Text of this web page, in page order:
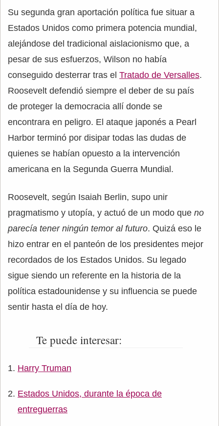
Su segunda gran aportación política fue situar a
Estados Unidos como primera potencia mundial,
alejándose del tradicional aislacionismo que, a
pesar de sus esfuerzos, Wilson no había
conseguido desterrar tras el Tratado de Versalles.
Roosevelt defendió siempre el deber de su país
de proteger la democracia allí donde se
encontrara en peligro. El ataque japonés a Pearl
Harbor terminó por disipar todas las dudas de
quienes se habían opuesto a la intervención
americana en la Segunda Guerra Mundial.
Roosevelt, según Isaiah Berlin, supo unir
pragmatismo y utopía, y actuó de un modo que no
parecía tener ningún temor al futuro. Quizá eso le
hizo entrar en el panteón de los presidentes mejor
recordados de los Estados Unidos. Su legado
sigue siendo un referente en la historia de la
política estadounidense y su influencia se puede
sentir hasta el día de hoy.
Te puede interesar:
Harry Truman
Estados Unidos, durante la época de
entreguerras